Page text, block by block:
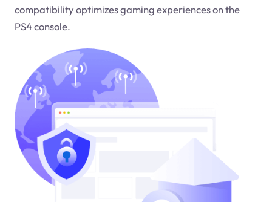
compatibility optimizes gaming experiences on the
PS4 console.